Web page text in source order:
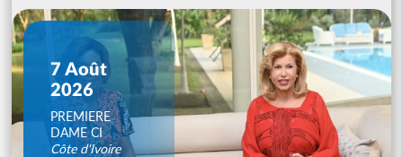
7 Août
2026
PREMIERE
DAME CI
Côte d'Ivoire